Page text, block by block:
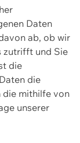
Daten
ab, ob wir
zutrifft und Sie
die
die
die mithilfe von
unserer